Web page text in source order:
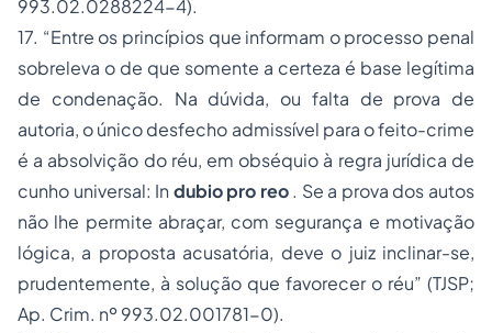
993.02.0288224-4).
17. “Entre os princípios que informam o processo penal
sobreleva o de que somente a certeza é base legítima
de condenação. Na dúvida, ou falta de prova de
autoria, o único desfecho admissível para o feito-crime
é a absolvição do réu, em obséquio à regra jurídica de
cunho universal: In dubio pro reo . Se a prova dos autos
não lhe permite abraçar, com segurança e motivação
lógica, a proposta acusatória, deve o juiz inclinar-se,
prudentemente, à solução que favorecer o réu” (TJSP;
Ap. Crim. nº 993.02.001781-0).